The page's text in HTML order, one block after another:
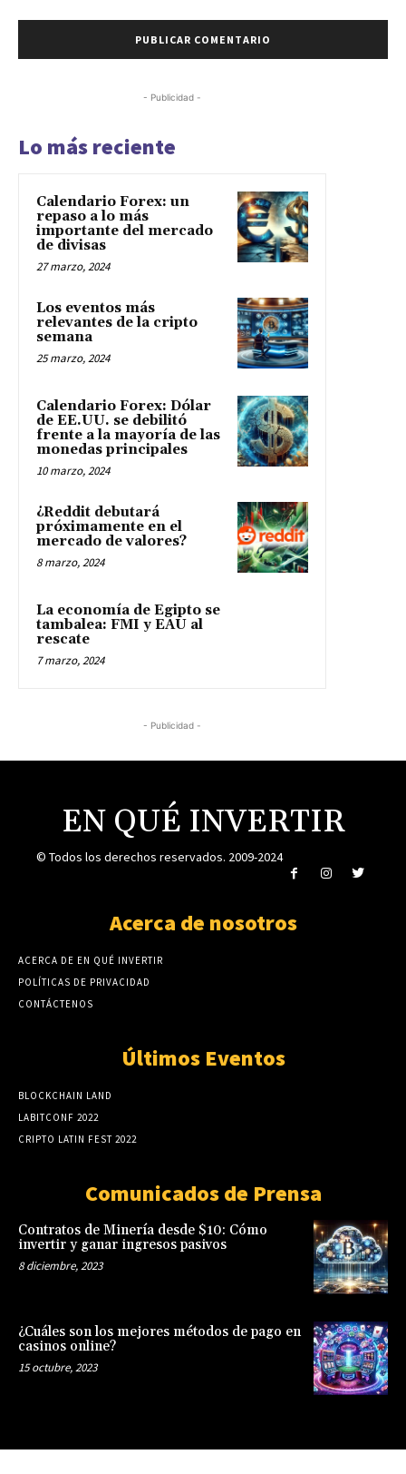
- Publicidad -
Lo más reciente
Calendario Forex: un
repaso a lo más
importante del mercado
de divisas
27 marzo, 2024
Los eventos más
relevantes de la cripto
semana
25 marzo, 2024
Calendario Forex: Dólar
de EE.UU. se debilitó
frente a la mayoría de las
monedas principales
10 marzo, 2024
¿Reddit debutará
próximamente en el
mercado de valores?
8 marzo, 2024
La economía de Egipto se
tambalea: FMI y EAU al
rescate
7 marzo, 2024
- Publicidad -
EN QUÉ INVERTIR
© Todos los derechos reservados. 2009-2024
Acerca de nosotros
ACERCA DE EN QUÉ INVERTIR
POLÍTICAS DE PRIVACIDAD
CONTÁCTENOS
Últimos Eventos
BLOCKCHAIN LAND
LABITCONF 2022
CRIPTO LATIN FEST 2022
Comunicados de Prensa
Contratos de Minería desde $10: Cómo
invertir y ganar ingresos pasivos
8 diciembre, 2023
¿Cuáles son los mejores métodos de pago en
casinos online?
15 octubre, 2023